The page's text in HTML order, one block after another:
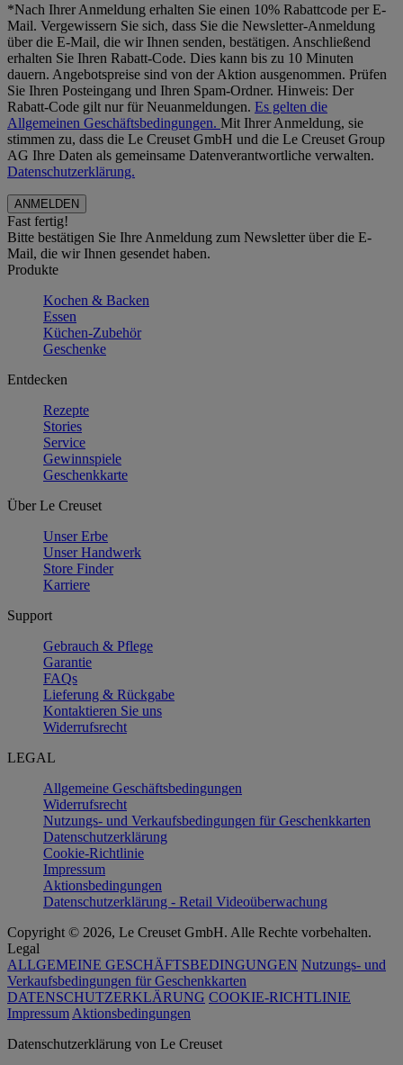
*Nach Ihrer Anmeldung erhalten Sie einen 10% Rabattcode per E-
Mail. Vergewissern Sie sich, dass Sie die Newsletter-Anmeldung
über die E-Mail, die wir Ihnen senden, bestätigen. Anschließend
erhalten Sie Ihren Rabatt-Code. Dies kann bis zu 10 Minuten
dauern. Angebotspreise sind von der Aktion ausgenommen. Prüfen
Sie Ihren Posteingang und Ihren Spam-Ordner. Hinweis: Der
Rabatt-Code gilt nur für Neuanmeldungen. Es gelten die
Allgemeinen Geschäftsbedingungen. Mit Ihrer Anmeldung, sie
stimmen zu, dass die Le Creuset GmbH und die Le Creuset Group
AG Ihre Daten als gemeinsame Datenverantwortliche verwalten.
Datenschutzerklärung.
Fast fertig!
Bitte bestätigen Sie Ihre Anmeldung zum Newsletter über die E-
Mail, die wir Ihnen gesendet haben.
Produkte
Kochen & Backen
Essen
Küchen-Zubehör
Geschenke
Entdecken
Rezepte
Stories
Service
Gewinnspiele
Geschenkkarte
Über Le Creuset
Unser Erbe
Unser Handwerk
Store Finder
Karriere
Support
Gebrauch & Pflege
Garantie
FAQs
Lieferung & Rückgabe
Kontaktieren Sie uns
Widerrufsrecht
LEGAL
Allgemeine Geschäftsbedingungen
Widerrufsrecht
Nutzungs- und Verkaufsbedingungen für Geschenkkarten
Datenschutzerklärung
Cookie-Richtlinie
Impressum
Aktionsbedingungen
Datenschutzerklärung - Retail Videoüberwachung
Copyright © 2026, Le Creuset GmbH. Alle Rechte vorbehalten.
Legal
ALLGEMEINE GESCHÄFTSBEDINGUNGEN Nutzungs- und
Verkaufsbedingungen für Geschenkkarten
DATENSCHUTZERKLÄRUNG COOKIE-RICHTLINIE
Impressum Aktionsbedingungen
Datenschutz­erklärung von Le Creuset